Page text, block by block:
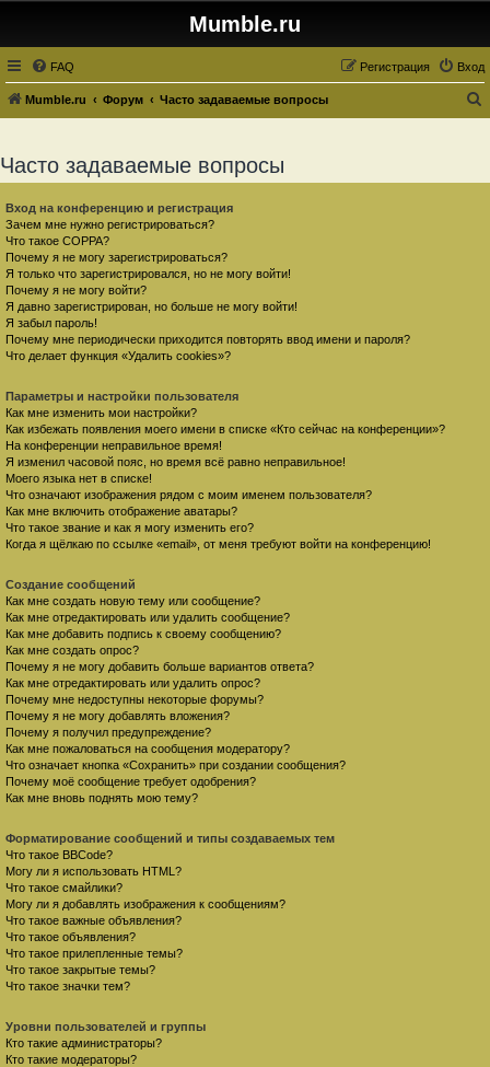
Mumble.ru
FAQ Вход
Регистрация
Mumble.ru Форум Часто задаваемые вопросы
Часто задаваемые вопросы
Вход на конференцию и регистрация
Зачем мне нужно регистрироваться?
Что такое COPPA?
Почему я не могу зарегистрироваться?
Я только что зарегистрировался, но не могу войти!
Почему я не могу войти?
Я давно зарегистрирован, но больше не могу войти!
Я забыл пароль!
Почему мне периодически приходится повторять ввод имени и пароля?
Что делает функция «Удалить cookies»?
Параметры и настройки пользователя
Как мне изменить мои настройки?
Как избежать появления моего имени в списке «Кто сейчас на конференции»?
На конференции неправильное время!
Я изменил часовой пояс, но время всё равно неправильное!
Моего языка нет в списке!
Что означают изображения рядом с моим именем пользователя?
Как мне включить отображение аватары?
Что такое звание и как я могу изменить его?
Когда я щёлкаю по ссылке «email», от меня требуют войти на конференцию!
Создание сообщений
Как мне создать новую тему или сообщение?
Как мне отредактировать или удалить сообщение?
Как мне добавить подпись к своему сообщению?
Как мне создать опрос?
Почему я не могу добавить больше вариантов ответа?
Как мне отредактировать или удалить опрос?
Почему мне недоступны некоторые форумы?
Почему я не могу добавлять вложения?
Почему я получил предупреждение?
Как мне пожаловаться на сообщения модератору?
Что означает кнопка «Сохранить» при создании сообщения?
Почему моё сообщение требует одобрения?
Как мне вновь поднять мою тему?
Форматирование сообщений и типы создаваемых тем
Что такое BBCode?
Могу ли я использовать HTML?
Что такое смайлики?
Могу ли я добавлять изображения к сообщениям?
Что такое важные объявления?
Что такое объявления?
Что такое прилепленные темы?
Что такое закрытые темы?
Что такое значки тем?
Уровни пользователей и группы
Кто такие администраторы?
Кто такие модераторы?